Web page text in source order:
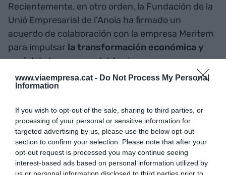
www.viaempresa.cat - Do Not Process My Personal
Information
If you wish to opt-out of the sale, sharing to third parties, or
processing of your personal or sensitive information for
targeted advertising by us, please use the below opt-out
section to confirm your selection. Please note that after your
opt-out request is processed you may continue seeing
interest-based ads based on personal information utilized by
Recientemente, en otro orden, la Fundación de la
Unió Empresarial de l'Anoia ha firmado un
acuerdo de colaboración con la empresa Meritem
para impulsar la transformación económica y
socialde la comarca del Anoia.
Este vínculo permite a la fundación poder
y al emprendimiento,fomentar las vocaciones
industriales y crear vínculos y red con otras
entidades, organismos e instituciones de la
comarca. La misión de la Fundació UEA es
consolidarse como un agente transformador, un